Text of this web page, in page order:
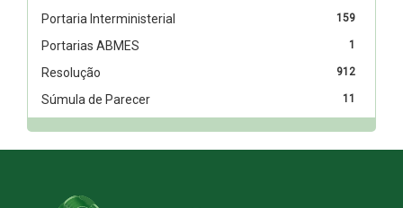
159
Portaria Interministerial
1
Portarias ABMES
912
Resolução
11
Súmula de Parecer